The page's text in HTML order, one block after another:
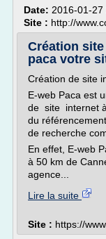
Date: 2016-01-27
Site : http://
Création
paca votre
Création de site
E-web Paca est
de site internet
du
de recherche
En effet, E-web
à 50 km de
agence...
Lire la suite
Site : https://